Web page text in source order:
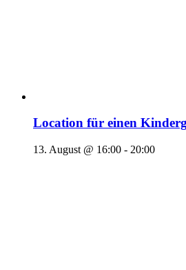
Location für einen
13. August @ 16:00 - 20:00